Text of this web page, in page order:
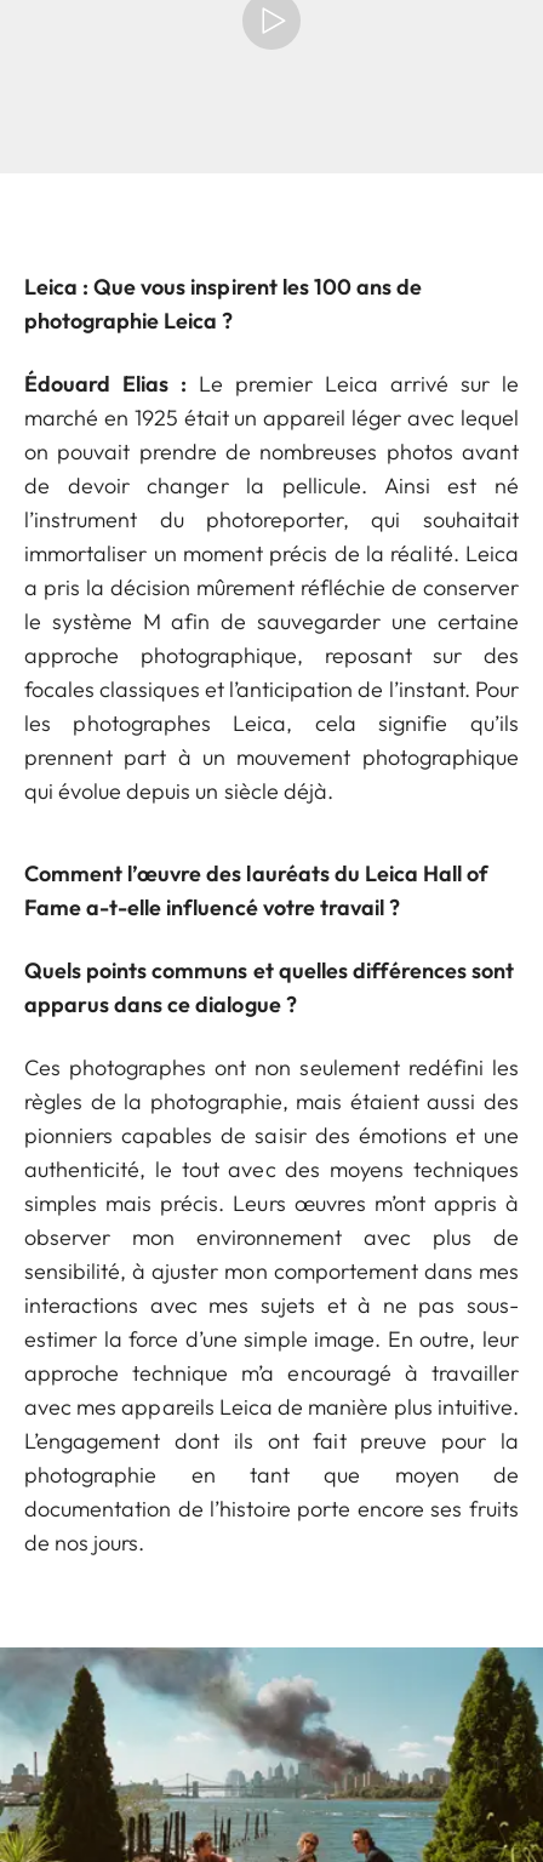
Leica : Que vous inspirent les 100 ans de
photographie Leica ?
Édouard Elias : Le premier Leica arrivé sur le
marché en 1925 était un appareil léger avec lequel
on pouvait prendre de nombreuses photos avant
de devoir changer la pellicule. Ainsi est né
l’instrument du photoreporter, qui souhaitait
immortaliser un moment précis de la réalité. Leica
a pris la décision mûrement réfléchie de conserver
le système M afin de sauvegarder une certaine
approche photographique, reposant sur des
focales classiques et l’anticipation de l’instant. Pour
les photographes Leica, cela signifie qu’ils
prennent part à un mouvement photographique
qui évolue depuis un siècle déjà.
Comment l’œuvre des lauréats du Leica Hall of
Fame a-t-elle influencé votre travail ?
Quels points communs et quelles différences sont
apparus dans ce dialogue ?
Ces photographes ont non seulement redéfini les
règles de la photographie, mais étaient aussi des
pionniers capables de saisir des émotions et une
authenticité, le tout avec des moyens techniques
simples mais précis. Leurs œuvres m’ont appris à
observer mon environnement avec plus de
sensibilité, à ajuster mon comportement dans mes
interactions avec mes sujets et à ne pas sous-
estimer la force d’une simple image. En outre, leur
approche technique m’a encouragé à travailler
avec mes appareils Leica de manière plus intuitive.
L’engagement dont ils ont fait preuve pour la
photographie en tant que moyen de
documentation de l’histoire porte encore ses fruits
de nos jours.